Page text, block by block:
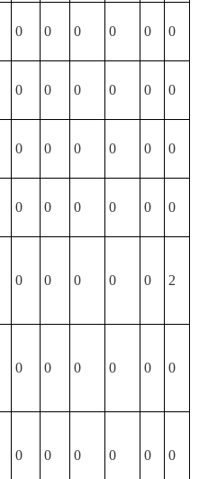
0 0 0 0 0 0
0 0 0 0 0 0
0 0 0 0 0 0
0 0 0 0 0 0
0 0 0 0 0 2
0 0 0 0 0 0
0 0 0 0 0 0